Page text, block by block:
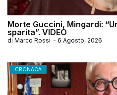
Morte Guccini, Mingardi:
sparita”. VIDEO
di Marco Rossi - 6 Agosto, 2026
CRONACA